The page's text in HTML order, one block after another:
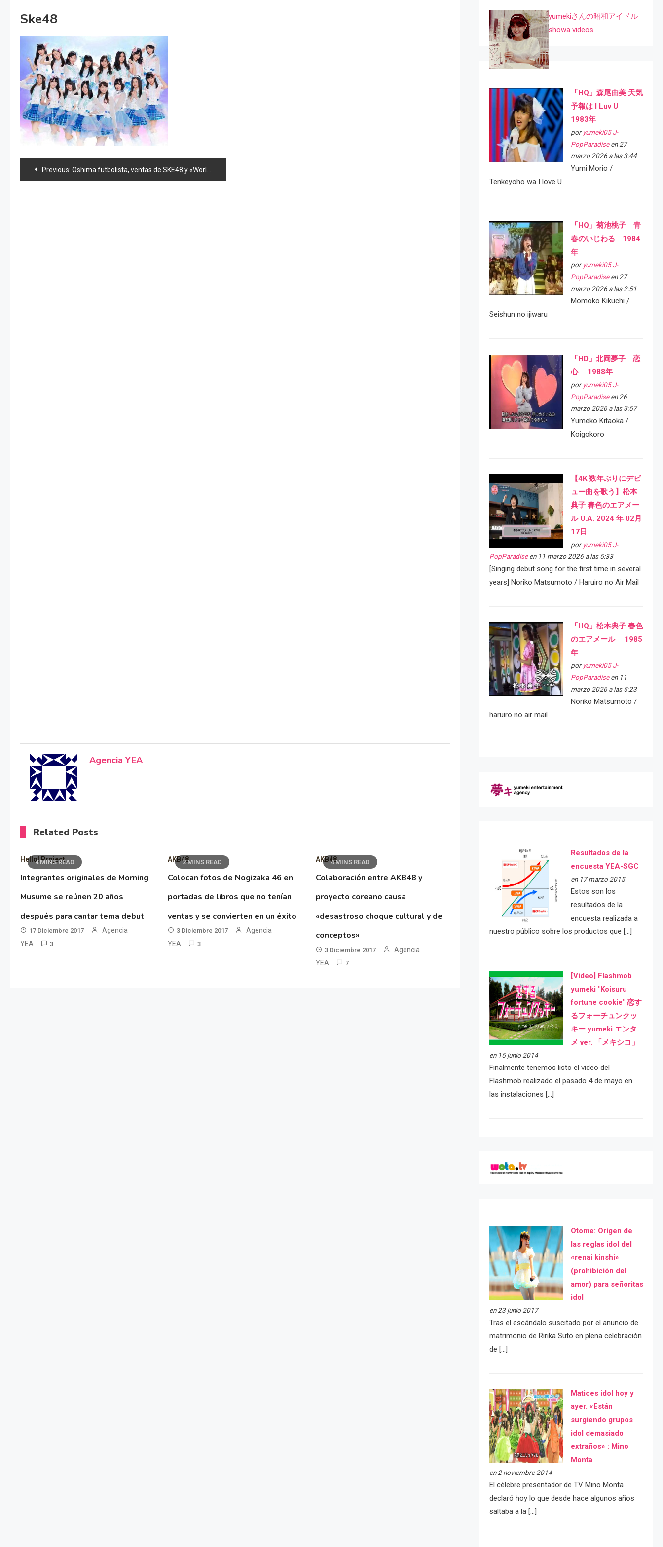
Ske48
Navegación
Previous: Oshima futbolista, ventas de SKE48 y «World Order» en Akihabara
Agencia YEA
Related Posts
4 MINS READ
Hello! Project
Integrantes originales de Morning
Musume se reúnen 20 años
después para cantar tema debut
17 Diciembre 2017
Agencia
YEA
3
2 MINS READ
AKB48
Colocan fotos de Nogizaka 46 en
portadas de libros que no tenían
ventas y se convierten en un éxito
3 Diciembre 2017
Agencia
YEA
3
4 MINS READ
AKB48
Colaboración entre AKB48 y
proyecto coreano causa
«desastroso choque cultural y de
conceptos»
3 Diciembre 2017
Agencia
YEA
7
yumekiさんの昭和アイドル
showa videos
「HQ」森尾由美 天気
予報は I Luv U
1983年
por yumeki05 J-
PopParadiseen 27
marzo 2026 a las 3:44
Yumi Morio /
Tenkeyoho wa I love U
「HQ」菊池桃子 青
春のいじわる 1984
年
por yumeki05 J-
PopParadiseen 27
marzo 2026 a las 2:51
Momoko Kikuchi /
Seishun no ijiwaru
「HD」北岡夢子 恋
心 1988年
por yumeki05 J-
PopParadiseen 26
marzo 2026 a las 3:57
Yumeko Kitaoka /
Koigokoro
【4K 数年ぶりにデビ
ュー曲を歌う】松本
典子 春色のエアメー
ル O.A. 2024 年 02月
17日
por yumeki05 J-
PopParadiseen 11 marzo 2026 a las 5:33
[Singing debut song for the first time in several
years] Noriko Matsumoto / Haruiro no Air Mail
「HQ」松本典子 春色
のエアメール 1985
年
por yumeki05 J-
PopParadiseen 11
marzo 2026 a las 5:23
Noriko Matsumoto /
haruiro no air mail
Resultados de la
encuesta YEA-SGC
en 17 marzo 2015
Estos son los
resultados de la
encuesta realizada a
nuestro público sobre los productos que […]
[Video] Flashmob
yumeki "Koisuru
fortune cookie" 恋す
るフォーチュンクッ
キー yumeki エンタ
メ ver. 「メキシコ」
en 15 junio 2014
Finalmente tenemos listo el video del
Flashmob realizado el pasado 4 de mayo en
las instalaciones […]
Otome: Orígen de
las reglas idol del
«renai kinshi»
(prohibición del
amor) para señoritas
idol
en 23 junio 2017
Tras el escándalo suscitado por el anuncio de
matrimonio de Ririka Suto en plena celebración
de […]
Matices idol hoy y
ayer. «Están
surgiendo grupos
idol demasiado
extraños» : Mino
Monta
en 2 noviembre 2014
El célebre presentador de TV Mino Monta
declaró hoy lo que desde hace algunos años
saltaba a la […]